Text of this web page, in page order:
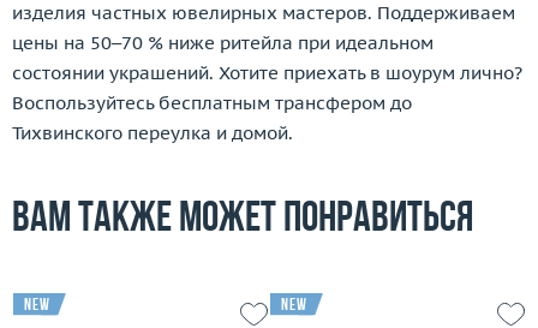
изделия частных ювелирных мастеров. Поддерживаем
цены на 50–70 % ниже ритейла при идеальном
состоянии украшений. Хотите приехать в шоурум лично?
Воспользуйтесь бесплатным трансфером до
Тихвинского переулка и домой.
Вам также может понравиться
new new